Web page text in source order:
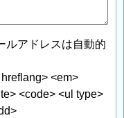
ルアドレスは自動的
<em>
<code> <ul type>